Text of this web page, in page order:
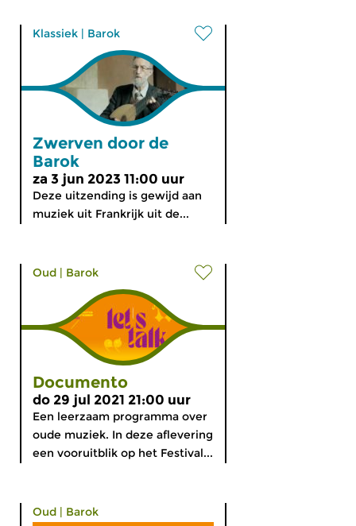
Klassiek | Barok
Zwerven door de
Barok
za 3 jun 2023 11:00 uur
Deze uitzending is gewijd aan
muziek uit Frankrijk uit de...
Oud | Barok
Documento
do 29 jul 2021 21:00 uur
Een leerzaam programma over
oude muziek. In deze aflevering
een vooruitblik op het Festival...
Oud | Barok